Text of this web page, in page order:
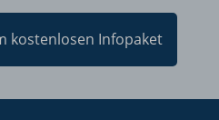
kostenlosen Infopaket